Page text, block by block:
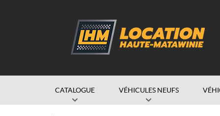
CATALOGUE VÉHICULES NEUFS